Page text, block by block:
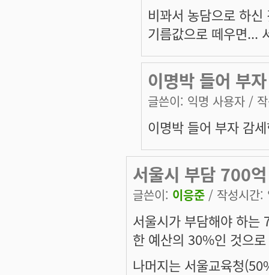
비꽈서 농담으로 하신
기름값으로 떼우면...
이명박 들어 부
글쓴이: 익명 사용자 /
이명박 들어 부자 감
서울시 부담 700억
글쓴이: 이응준 / 작성시간
서울시가 부담해야 하는
한 예산의 30%인 것으
나머지는 서울교육청